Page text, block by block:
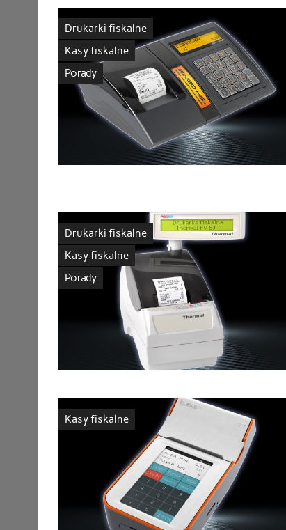
Drukarki fiskalne
Kasy fiskalne
Porady
Drukarki fiskalne
Kasy fiskalne
Porady
Kasy fiskalne